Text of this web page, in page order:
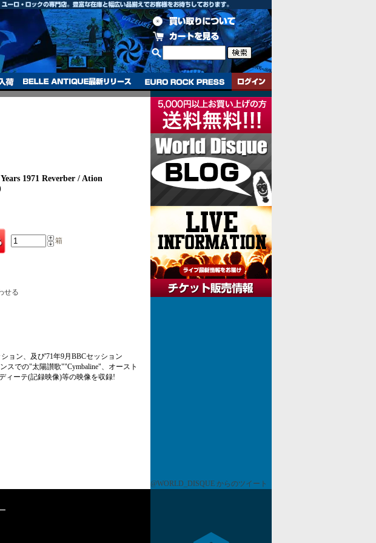
1971 Reverber / Ation
箱
せる
ョン、及び'71年9月BBCセッション
スでの"太陽讃歌""Cymbaline"、オースト
ィーテ(記録映像)等の映像を収録!
@WORLD_DISQUE からのツイート